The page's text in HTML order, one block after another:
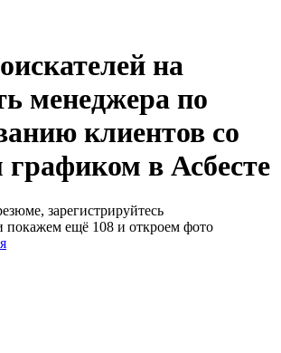
на
менеджера по
клиентов со
в Асбесте
зарегистрируйтесь
покажем ещё 108 и откроем фото